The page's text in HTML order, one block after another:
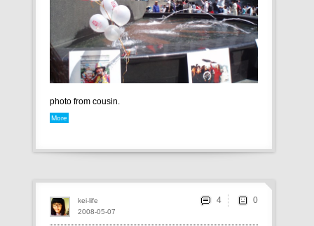
photo from cousin.
More
2008-05-07
kei-life 4